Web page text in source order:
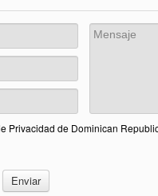
Privacidad de Dominican